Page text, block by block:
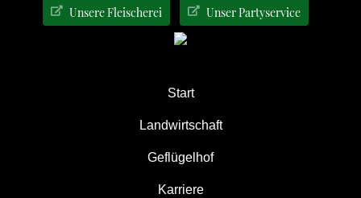
Hauptnavigation
Seitenspalte
Unsere Fleischerei Unser Partyservice
Start
Landwirtschaft
Geflügelhof
Karriere